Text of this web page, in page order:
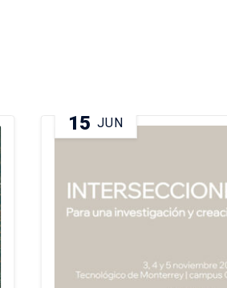
15 JUN